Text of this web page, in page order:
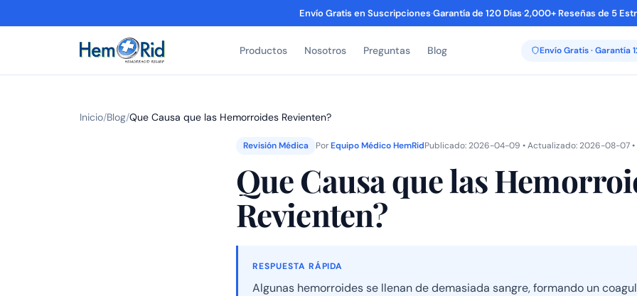
Envío Gratis en Suscripciones·Garantía de 120 Días·2,000+ Reseñas de 5
Productos Nosotros Preguntas Blog Envío Gratis · Garantía
Inicio/Blog/Que Causa que las Hemorroides Revienten?
Revisión Médica PorEquipo Médico HemRidPublicado: 2026-04-09 • Actualizado: 2026-08-07
Que Causa que las
Revienten?
RESPUESTA RÁPIDA
Algunas hemorroides se llenan de demasiada sangre, formando un